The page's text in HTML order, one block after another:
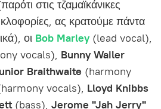
στις τζαμαϊκάνικες
ας κρατούμε πάντα
οι Bob Marley (lead vocal),
vocals), Bunny Wailer
Braithwaite (harmony
vocals), Lloyd Knibbs
(bass), Jerome "Jah Jerry"